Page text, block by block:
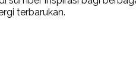
terbarukan.